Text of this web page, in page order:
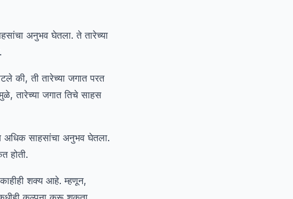
अनुभव घेतला. ते तारेच्या
की, ती तारेच्या जगात परत
तारेच्या जगात तिचे साहस
अधिक साहसांचा अनुभव घेतला.
होती.
शक्य आहे. म्हणून,